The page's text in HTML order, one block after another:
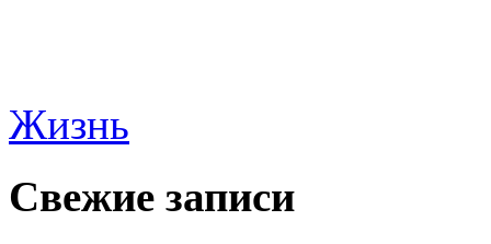
Жизнь
Свежие записи